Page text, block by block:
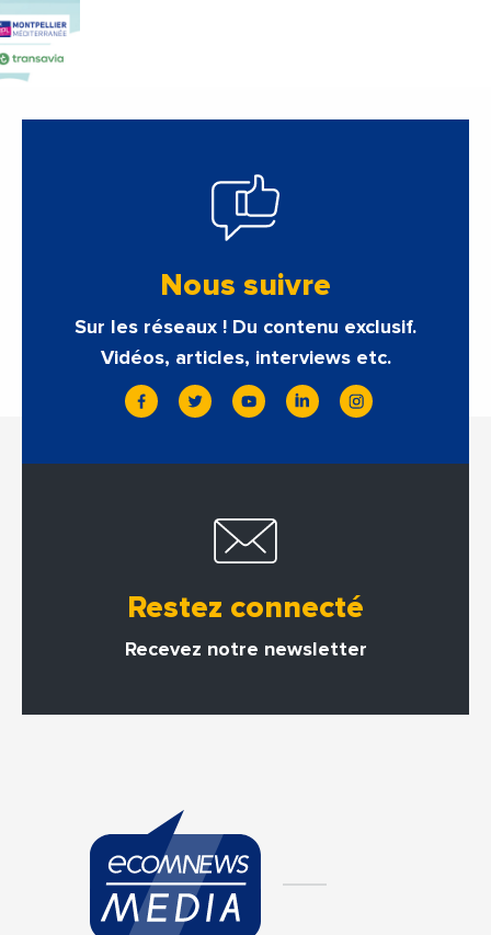
Nous suivre
Sur les réseaux ! Du contenu exclusif.
Vidéos, articles, interviews etc.
Restez connecté
Recevez notre newsletter